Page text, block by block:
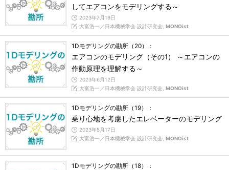
してエアコンをモデリングする～
2023年7月19日
大富浩一／日本機械学会 設計研究会, MONOist
1Dモデリングの勘所（20）：
エアコンのモデリング（その1） ～エアコンの
作動原理を理解する～
2023年6月12日
大富浩一／日本機械学会 設計研究会, MONOist
1Dモデリングの勘所（19）：
乗り心地を考慮したエレベーターのモデリング
2023年5月17日
大富浩一／日本機械学会 設計研究会, MONOist
1Dモデリングの勘所（18）：